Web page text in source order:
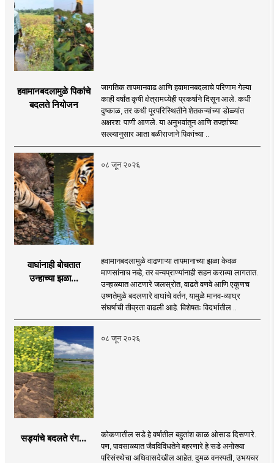
हवामानबदलामुळे पिकांचे
बदलते नियोजन
जागतिक तापमानवाढ आणि हवामानबदलाचे परिणाम गेल्या
काही वर्षांत कृषी क्षेत्रामध्येही प्रकर्षाने दिसून आले. कधी
दुष्काळ, तर कधी पूरपरिस्थितीने शेतकऱ्यांच्या डोळ्यांत
अक्षरश: पाणी आणले. या अनुभवांतून आणि तज्ज्ञांच्या
सल्ल्यानुसार आता बळीराजाने पिकांच्या ..
०८ जून २०२६
वाघांनाही बोचतात
उन्हाच्या झळा...
हवामानबदलामुळे वाढणाऱ्या तापमानाच्या झळा केवळ
माणसांनाच नव्हे, तर वन्यप्राण्यांनाही सहन कराव्या लागतात.
उन्हाळ्यात आटणारे जलस्रोत, वाढते वणवे आणि एकूणच
उष्णतेमुळे बदलणारे वाघांचे वर्तन, यामुळे मानव-व्याघ्र
संघर्षाची तीव्रता वाढली आहे. विशेषतः विदर्भातील ..
०८ जून २०२६
सड्यांचे बदलते रंग...
कोकणातील सडे हे वर्षातील बहुतांश काळ ओसाड दिसणारे.
पण, पावसाळ्यात जैवविविधतेने बहरणारे हे सडे अनोख्या
परिसंस्थेचा अधिवासदेखील आहेत. दुमळ वनस्पती, उभयचर